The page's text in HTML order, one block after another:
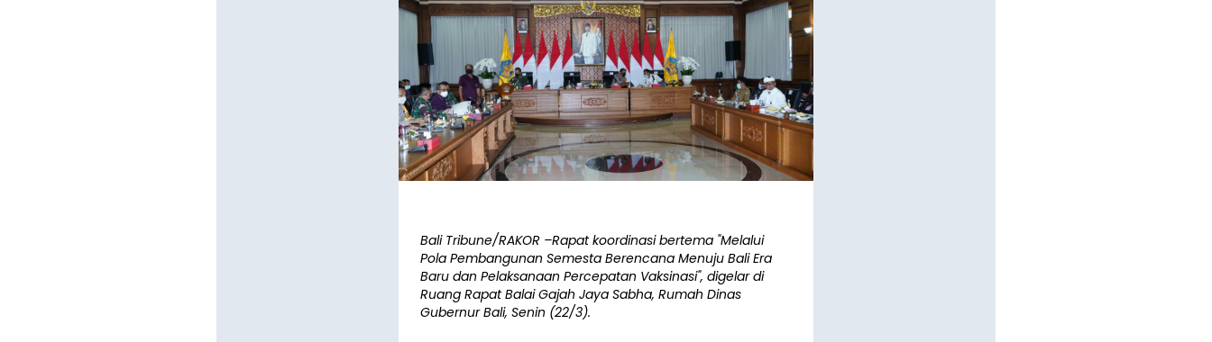
Bali Tribune/RAKOR –Rapat koordinasi bertema "Melalui
Pola Pembangunan Semesta Berencana Menuju Bali Era
Baru dan Pelaksanaan Percepatan Vaksinasi", digelar di
Ruang Rapat Balai Gajah Jaya Sabha, Rumah Dinas
Gubernur Bali, Senin (22/3).